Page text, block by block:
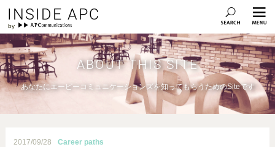
INSIDE APC
ABOUT THIS SITE
あなたにエーピーコミュニケーションズを知ってもらうためのSiteです
2017/09/28 Career paths